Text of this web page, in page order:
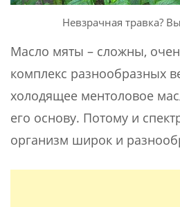
Невзрачная травка?
Масло мяты – сложны,
комплекс разнообразных
холодящее ментоловое
его основу. Потому и
организм широк и